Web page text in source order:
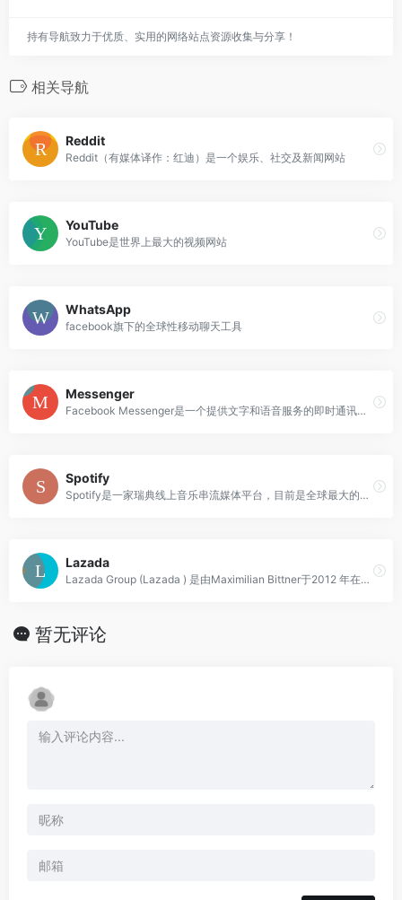
持有导航致力于优质、实用的网络站点资源收集与分享！
相关导航
Reddit
Reddit（有媒体译作：红迪）是一个娱乐、社交及新闻网站
YouTube
YouTube是世界上最大的视频网站
WhatsApp
facebook旗下的全球性移动聊天工具
Messenger
Facebook Messenger是一个提供文字和语音服务的即时通讯软件／应用程序
Spotify
Spotify是一家瑞典线上音乐串流媒体平台，目前是全球最大的串流音乐服务商
Lazada
Lazada Group (Lazada ) 是由Maximilian Bittner于2012 年在Rocket Internet的支持下创立的国际电子商务公司，由阿里巴巴集团拥有。
暂无评论